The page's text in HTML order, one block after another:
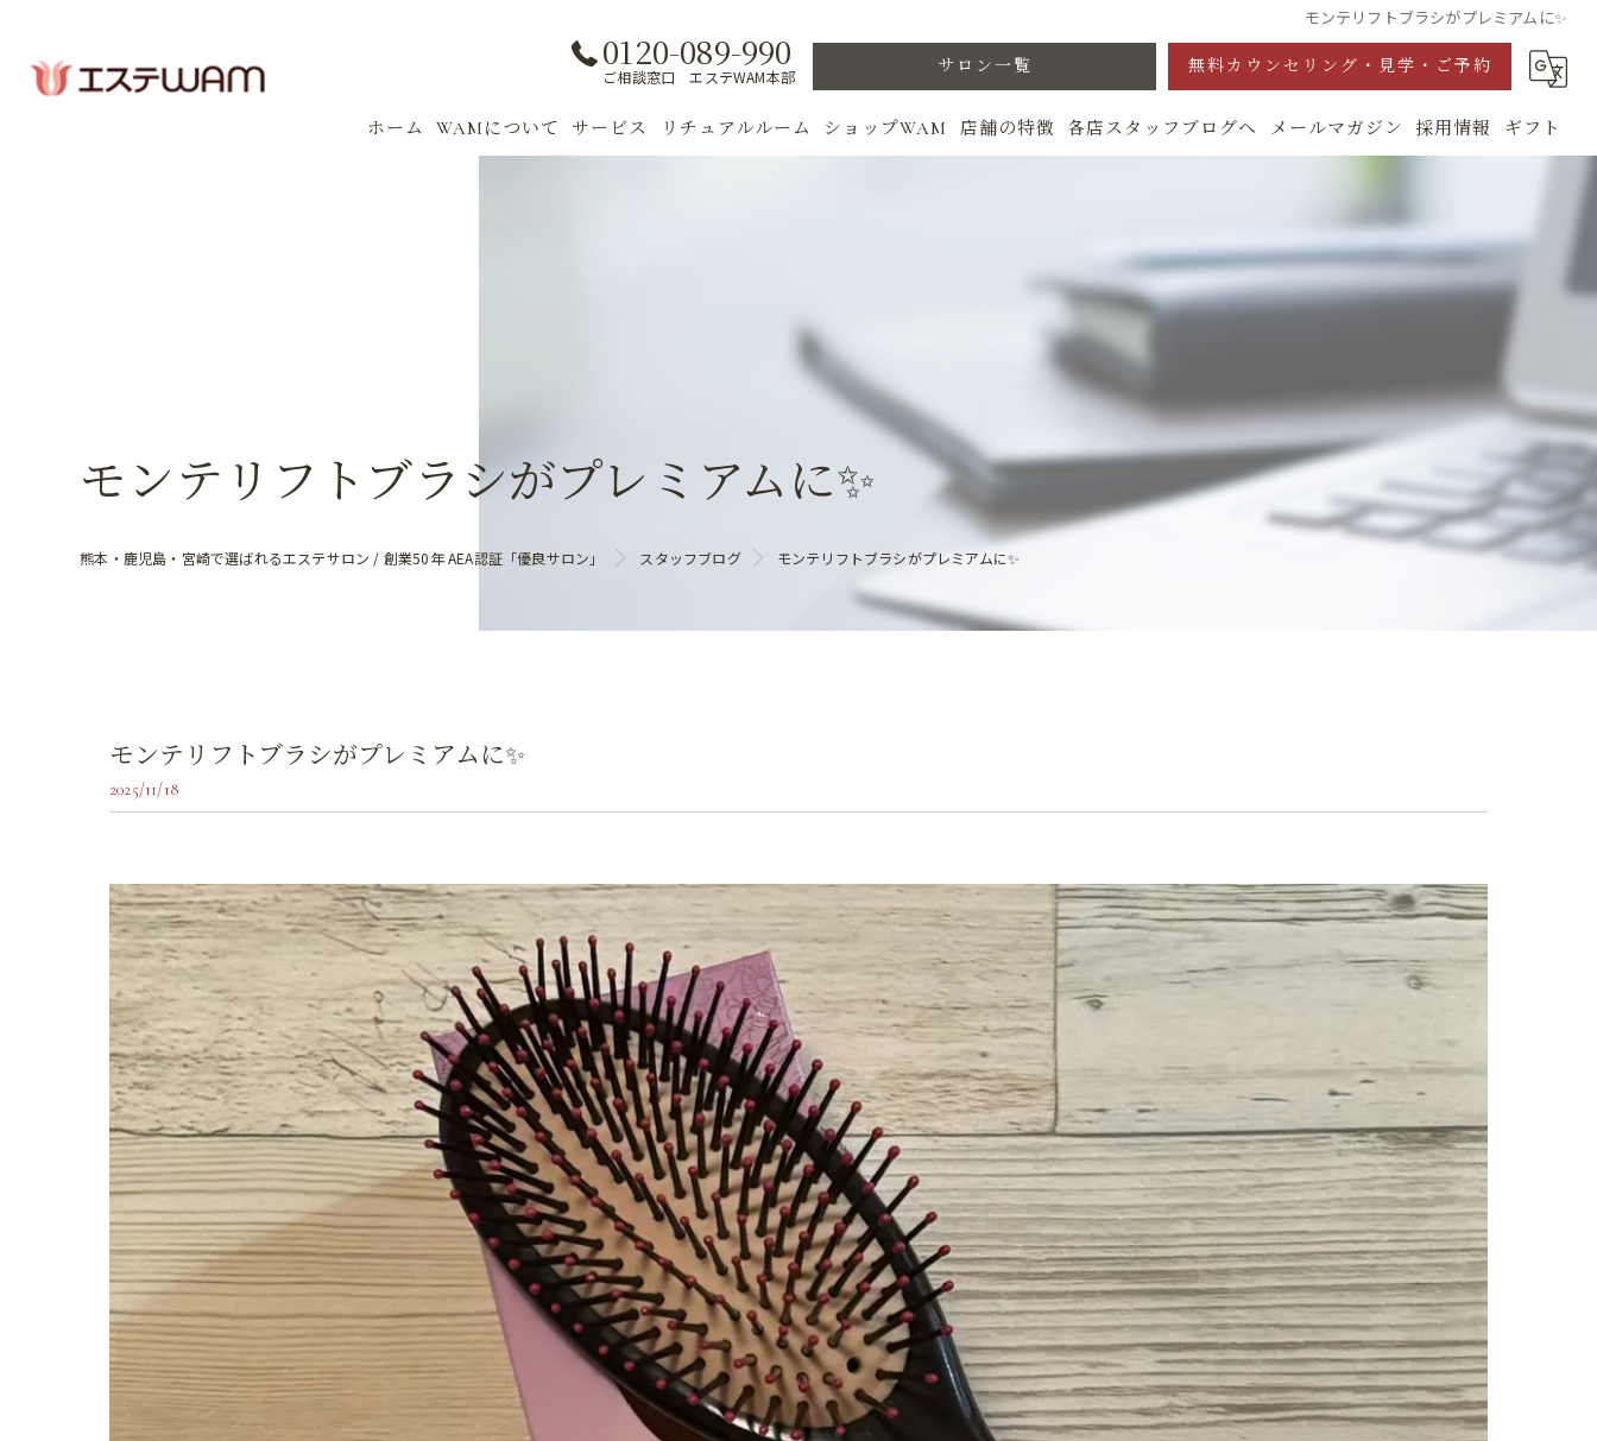
モンテリフトブラシがプレミアムに✨
0120-089-990
ご相談窓口 エステWAM本部
サロン一覧 無料カウンセリング・見学・ご予約
ホーム WAMについて サービス
女性専用フィットネス
リチュアルルーム ショップWAM 店舗の特徴
スキンケア
各店スタッフブログへ メールマガジン 採用情報 ギフト
モンテリフトブラシがプレミアムに✨
熊本・鹿児島・宮崎で選ばれるエステサロン / 創業50年 AEA認証「優良サロン」 スタッフブログ モンテリフトブラシがプレミアムに✨
モンテリフトブラシがプレミアムに✨
2025/11/18